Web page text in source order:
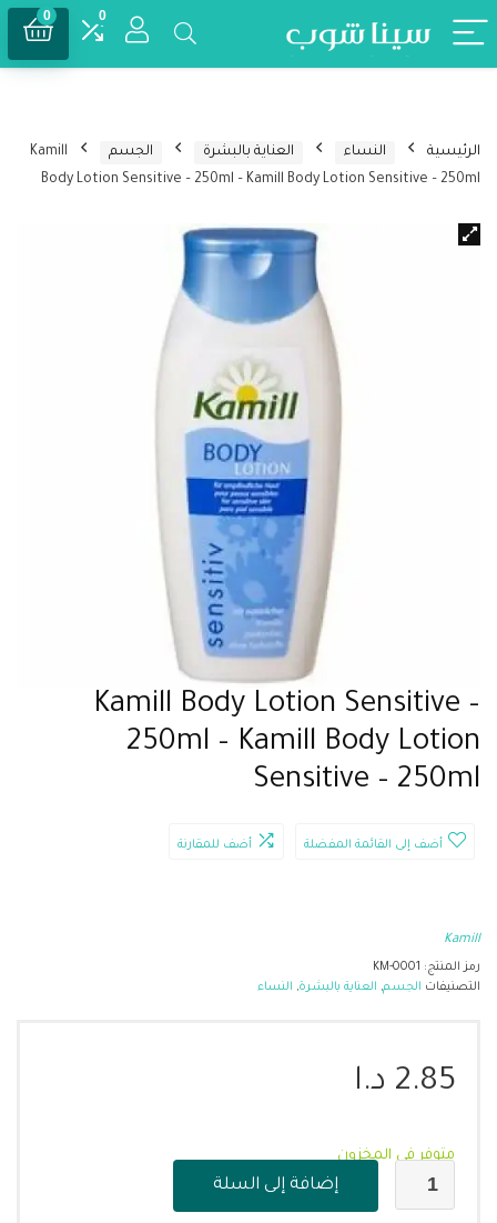
0
0
الرئيسية النساء العناية بالبشرة الجسم
Kamill
Body Lotion Sensitive – 250ml – Kamill Body Lotion Sensitive – 250ml
Kamill Body Lotion Sensitive –
250ml – Kamill Body Lotion
Sensitive – 250ml
أضف إلى القائمة المفضلة أضف للمقارنة
Kamill
رمز المنتج: KM-0001
التصنيفات الجسم, العناية بالبشرة, النساء
2.85 د.ا
متوفر في المخزون
إضافة إلى السلة